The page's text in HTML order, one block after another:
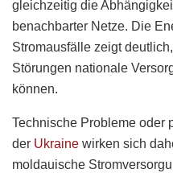
gleichzeitig die
benachbarter Netze. Die
Stromausfälle zeigt
Störungen nationale
können.
Technische Probleme oder
der Ukraine wirken sich
moldauische